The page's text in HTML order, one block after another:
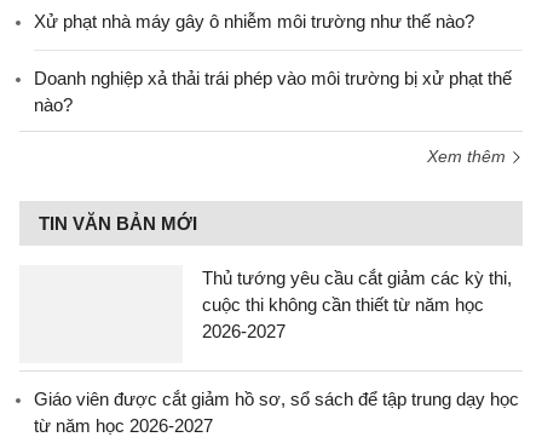
Xử phạt nhà máy gây ô nhiễm môi trường như thế nào?
Doanh nghiệp xả thải trái phép vào môi trường bị xử phạt thế
nào?
Xem thêm
TIN VĂN BẢN MỚI
Thủ tướng yêu cầu cắt giảm các kỳ thi,
cuộc thi không cần thiết từ năm học
2026-2027
Giáo viên được cắt giảm hồ sơ, sổ sách để tập trung dạy học
từ năm học 2026-2027